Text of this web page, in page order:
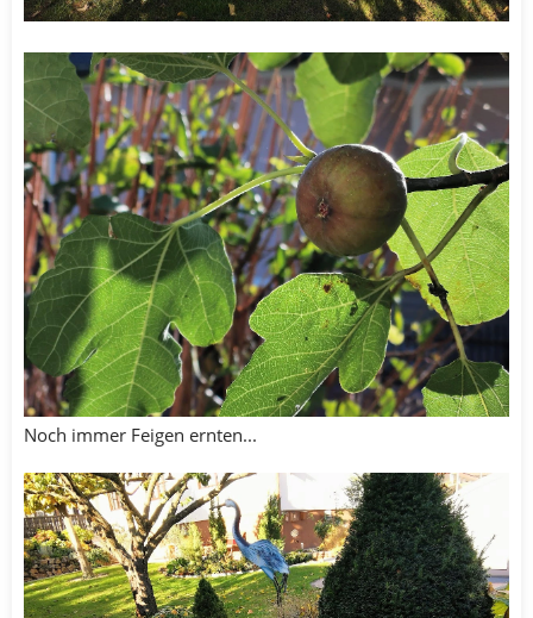
Noch immer Feigen ernten...